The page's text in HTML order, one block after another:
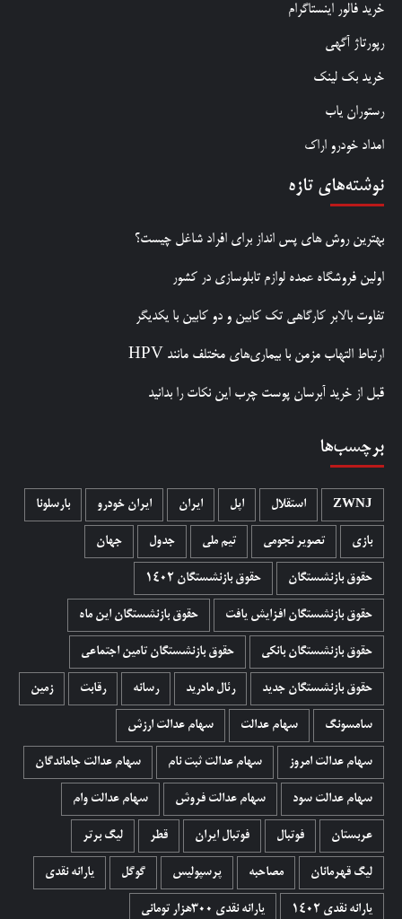
خرید فالور اینستاگرام
رپورتاژ آگهی
خرید بک لینک
رستوران یاب
امداد خودرو اراک
نوشته‌های تازه
بهترین روش‌ های پس‌ انداز برای افراد شاغل چیست؟
اولین فروشگاه عمده لوازم تابلوسازی در کشور
تفاوت بالابر کارگاهی تک کابین و دو کابین با یکدیگر
ارتباط التهاب مزمن با بیماری‌های مختلف مانند HPV
قبل از خرید آبرسان پوست چرب این نکات را بدانید
برچسب‌ها
ZWNJ استقلال اپل ایران ایران خودرو بارسلونا
بازی تصویر نجومی تیم ملی جدول جهان
حقوق بازنشستگان حقوق بازنشستگان 1402
حقوق بازنشستگان افزایش یافت حقوق بازنشستگان این ماه
حقوق بازنشستگان بانکی حقوق بازنشستگان تامین اجتماعی
حقوق بازنشستگان جدید رئال مادرید رسانه رقابت زمین
سامسونگ سهام عدالت سهام عدالت ارزش
سهام عدالت امروز سهام عدالت ثبت نام سهام عدالت جاماندگان
سهام عدالت سود سهام عدالت فروش سهام عدالت وام
عربستان فوتبال فوتبال ایران قطر لیگ برتر
لیگ قهرمانان مصاحبه پرسپولیس گوگل یارانه نقدی
یارانه نقدی 1402 یارانه نقدی ۳۰۰هزار تومانی